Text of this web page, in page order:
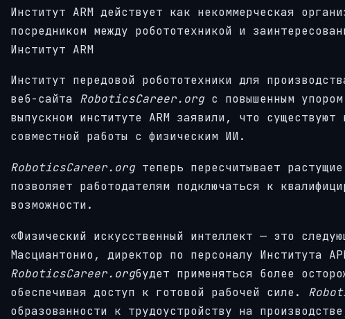
Институт ARM действует как некоммерческая
посредником между робототехникой и
Институт ARM
Институт передовой робототехники для
веб-сайта RoboticsCareer.org с повышенным
выпускном институте ARM заявили, что
совместной работы с физическим ИИ.
RoboticsCareer.orgтеперь пересчитывает
позволяет работодателям подключаться к
возможности.
«Физический искусственный интеллект — это
Масциантонио, директор по персоналу Института
RoboticsCareer.orgбудет применяться более
обеспечивая доступ к готовой рабочей силе.
образованности к трудоустройству на